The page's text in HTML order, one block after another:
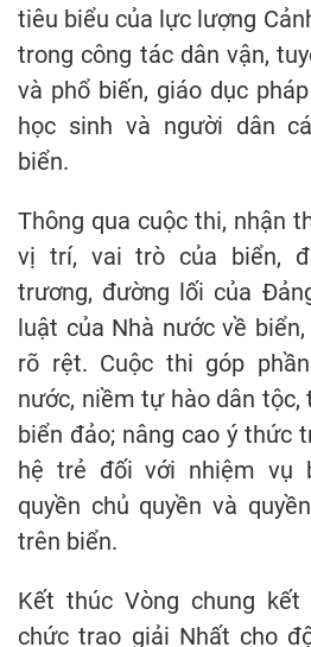
tiêu biểu của lực lượng
trong công tác dân vận,
và phổ biến, giáo dục
học sinh và người dân
biển.
Thông qua cuộc thi, nhận
vị trí, vai trò của biển,
trương, đường lối của
luật của Nhà nước về
rõ rệt. Cuộc thi góp
nước, niềm tự hào dân tộc,
biển đảo; nâng cao ý thức
hệ trẻ đối với nhiệm vụ
quyền chủ quyền và
trên biển.
Kết thúc Vòng chung
chức trao giải Nhất cho